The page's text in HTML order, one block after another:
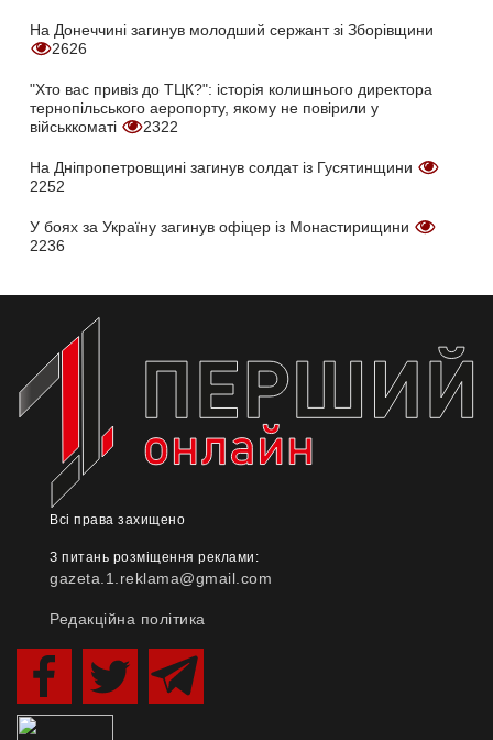
На Донеччині загинув молодший сержант зі Зборівщини
2626
"Хто вас привіз до ТЦК?": історія колишнього директора
тернопільського аеропорту, якому не повірили у
військкоматі
2322
На Дніпропетровщині загинув солдат із Гусятинщини
2252
У боях за Україну загинув офіцер із Монастирищини
2236
Всі права захищено
З питань розміщення реклами:
gazeta.1.reklama@gmail.com
Редакційна політика